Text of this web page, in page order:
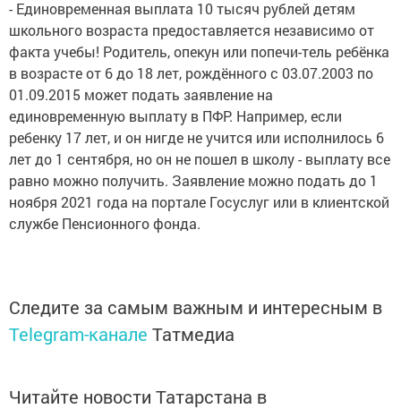
- Единовременная выплата 10 тысяч рублей детям
школьного возраста предоставляется независимо от
факта учебы! Родитель, опекун или попечи-тель ребёнка
в возрасте от 6 до 18 лет, рождённого с 03.07.2003 по
01.09.2015 может подать заявление на
единовременную выплату в ПФР. Например, если
ребенку 17 лет, и он нигде не учится или исполнилось 6
лет до 1 сентября, но он не пошел в школу - выплату все
равно можно получить. Заявление можно подать до 1
ноября 2021 года на портале Госуслуг или в клиентской
службе Пенсионного фонда.
Следите за самым важным и интересным в
Telegram-канале Татмедиа
Читайте новости Татарстана в